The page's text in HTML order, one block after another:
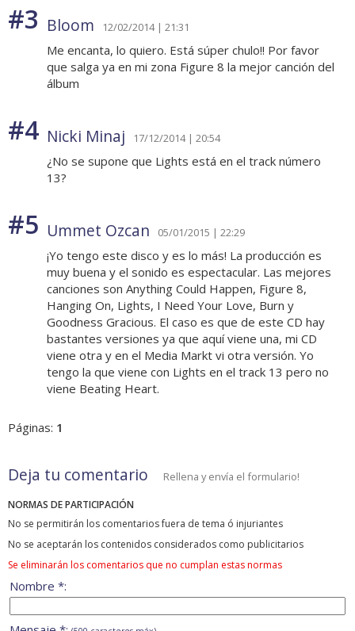
#3 Bloom 12/02/2014 | 21:31
Me encanta, lo quiero. Está súper chulo!! Por favor
que salga ya en mi zona Figure 8 la mejor canción del
álbum
#4 Nicki Minaj 17/12/2014 | 20:54
¿No se supone que Lights está en el track número
13?
#5 Ummet Ozcan 05/01/2015 | 22:29
¡Yo tengo este disco y es lo más! La producción es
muy buena y el sonido es espectacular. Las mejores
canciones son Anything Could Happen, Figure 8,
Hanging On, Lights, I Need Your Love, Burn y
Goodness Gracious. El caso es que de este CD hay
bastantes versiones ya que aquí viene una, mi CD
viene otra y en el Media Markt vi otra versión. Yo
tengo la que viene con Lights en el track 13 pero no
viene Beating Heart.
Páginas: 1
Deja tu comentario Rellena y envía el formulario!
NORMAS DE PARTICIPACIÓN
No se permitirán los comentarios fuera de tema ó injuriantes
No se aceptarán los contenidos considerados como publicitarios
Se eliminarán los comentarios que no cumplan estas normas
Nombre *: